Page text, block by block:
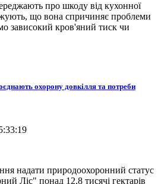
про шкоду від кухонної
що вона спричиняє проблеми
зависокий кров'яний тиск чи
охорону довкілля та потреби
надати природоохоронний статус
Ліс" понад 12,8 тисячі гектарів